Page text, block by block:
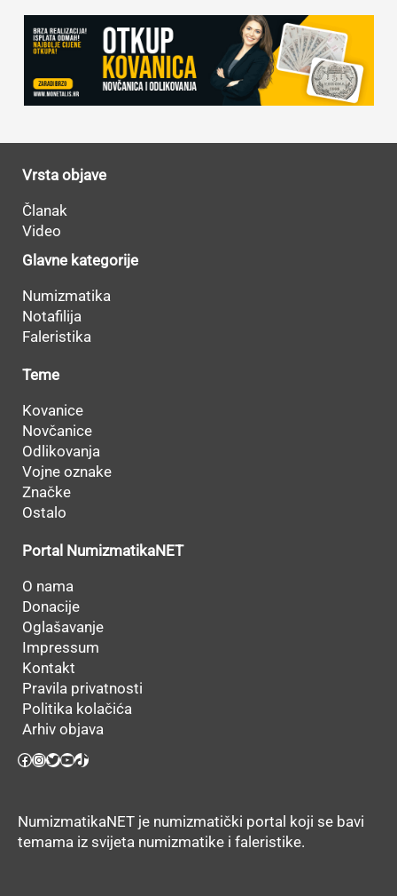
Vrsta objave
Članak
Video
Glavne kategorije
Numizmatika
Notafilija
Faleristika
Teme
Kovanice
Novčanice
Odlikovanja
Vojne oznake
Značke
Ostalo
Portal NumizmatikaNET
O nama
Donacije
Oglašavanje
Impressum
Kontakt
Pravila privatnosti
Politika kolačića
Arhiv objava
Facebook
Instagram
Twitter
YouTube
TikTok
NumizmatikaNET je numizmatički portal koji se bavi
temama iz svijeta numizmatike i faleristike.